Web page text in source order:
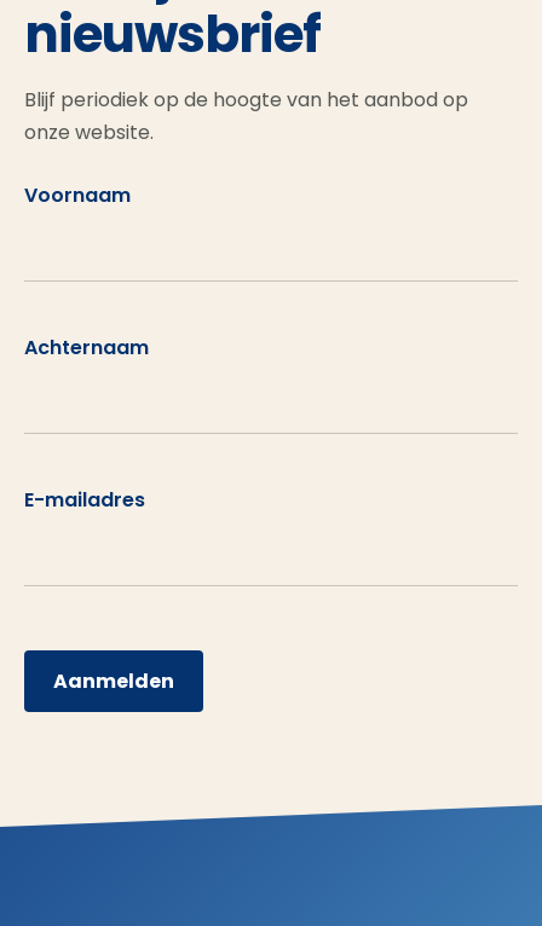
nieuwsbrief
Blijf periodiek op de hoogte van het aanbod op
onze website.
Voornaam
Achternaam
E-mailadres
Aanmelden